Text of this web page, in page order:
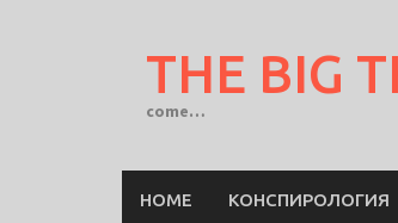
THE BIG
come…
HOME КОНСПИРОЛОГИЯ